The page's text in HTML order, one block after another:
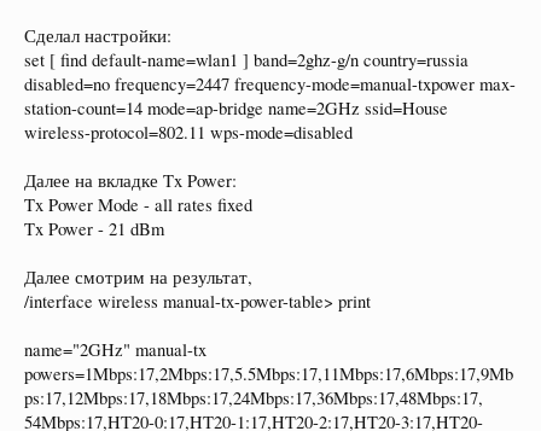
Сделал настройки:
set [ find default-name=wlan1 ] band=2ghz-g/n country=russia
disabled=no frequency=2447 frequency-mode=manual-txpower max-
station-count=14 mode=ap-bridge name=2GHz ssid=House
wireless-protocol=802.11 wps-mode=disabled
Далее на вкладке Tx Power:
Tx Power Mode - all rates fixed
Tx Power - 21 dBm
Далее смотрим на результат,
/interface wireless manual-tx-power-table> print
name="2GHz" manual-tx
powers=1Mbps:17,2Mbps:17,5.5Mbps:17,11Mbps:17,6Mbps:17,9Mb
ps:17,12Mbps:17,18Mbps:17,24Mbps:17,36Mbps:17,48Mbps:17,
54Mbps:17,HT20-0:17,HT20-1:17,HT20-2:17,HT20-3:17,HT20-